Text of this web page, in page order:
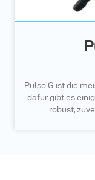
Pulso G ist die
dafür gibt es
robust,